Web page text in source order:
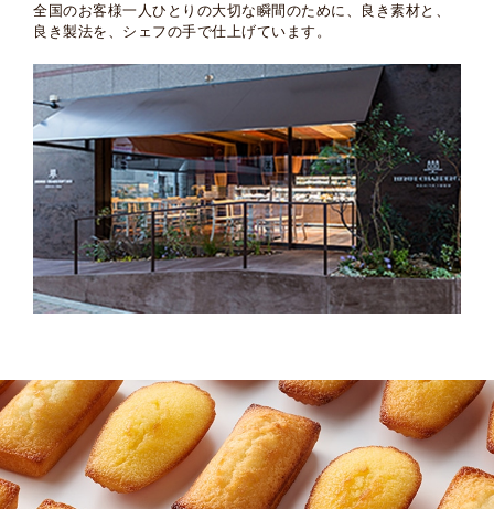
全国のお客様一人ひとりの大切な瞬間のために、良き素材と、
良き製法を、シェフの手で仕上げています。